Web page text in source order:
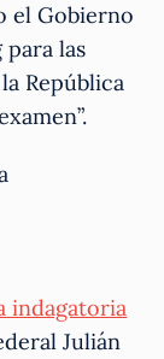
el Gobierno
las
República
indagatoria
Julián